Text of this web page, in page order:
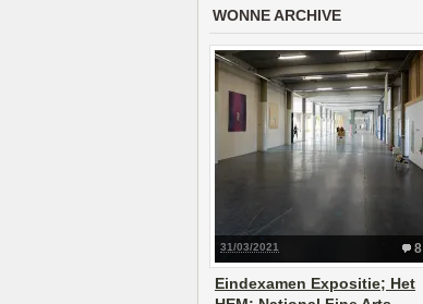
WONNE ARCHIVE
8
31/03/2021
Eindexamen Expositie; Het